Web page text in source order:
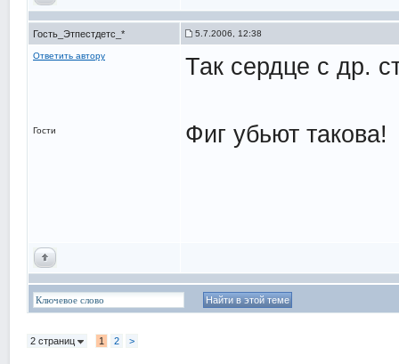
Гость_Этпестдетс_* 5.7.2006, 12:38
Ответить автору
Гости
Так сердце с др.
Фиг убьют такова!
2 страниц 1 2 >